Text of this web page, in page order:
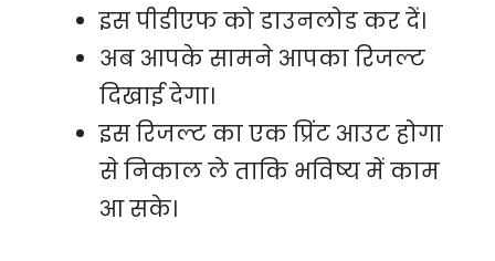
इस पीडीएफ को डाउनलोड कर दें।
अब आपके सामने आपका रिजल्ट
दिखाई देगा।
इस रिजल्ट का एक प्रिंट आउट होगा
से निकाल ले ताकि भविष्य में काम
आ सके।